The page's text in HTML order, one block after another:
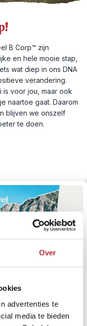
Over
advertenties te
media te bieden
B Corp™ zijn
en hele mooie stap,
wat diep in ons DNA
verandering.
is voor jou, maar ook
naartoe gaat. Daarom
blijven we onszelf
te doen.